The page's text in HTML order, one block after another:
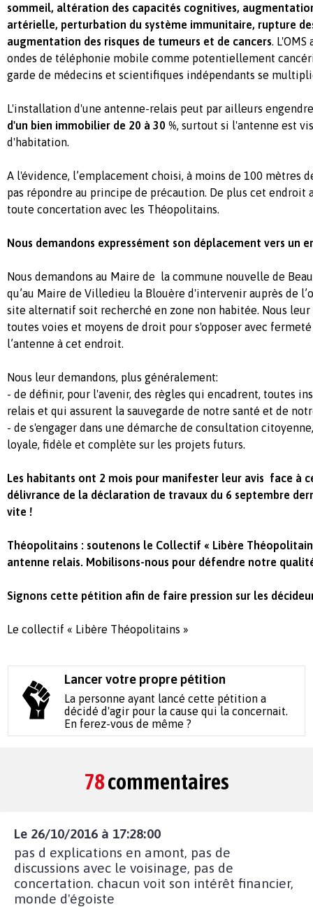
sommeil, altération des capacités cognitives,
artérielle, perturbation du système immunitaire, rupture
augmentation des risques de tumeurs et de cancers.
ondes de téléphonie mobile comme potentiellement
garde de médecins et scientifiques indépendants se
L'installation d'une antenne-relais peut par ailleurs
d'un bien immobilier de 20 à 30 %, surtout si l'antenne est
d'habitation.
A l'évidence, l’emplacement choisi, à moins de 100 mètres
pas répondre au principe de précaution. De plus cet endroit
toute concertation avec les Théopolitains.
Nous demandons expressément son déplacement vers un
Nous demandons au Maire de la commune nouvelle de
qu’au Maire de Villedieu la Blouère d'intervenir auprès de
site alternatif soit recherché en zone non habitée. Nous leur
toutes voies et moyens de droit pour s'opposer avec
l’antenne à cet endroit.
Nous leur demandons, plus généralement:
- de définir, pour l'avenir, des règles qui encadrent, toutes
relais et qui assurent la sauvegarde de notre santé et de
- de s'engager dans une démarche de consultation
loyale, fidèle et complète sur les projets futurs.
Les habitants ont 2 mois pour manifester leur avis face à
délivrance de la déclaration de travaux du 6 septembre
vite !
Théopolitains : soutenons le Collectif « Libère
antenne relais. Mobilisons-nous pour défendre notre
Signons cette pétition afin de faire pression sur les
Le collectif « Libère Théopolitains »
Lancer votre propre pétition
La personne ayant lancé cette pétition a
décidé d'agir pour la cause qui la concernait.
En ferez-vous de même ?
78commentaires
Le 26/10/2016 à 17:28:00
pas d explications en amont, pas de
discussions avec le voisinage, pas de
concertation. chacun voit son intérêt financier,
monde d'égoiste